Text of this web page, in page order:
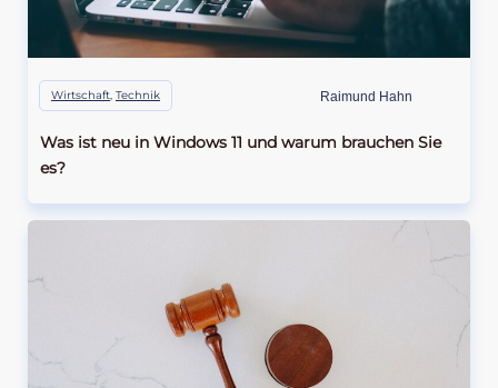
Wirtschaft, Technik Raimund Hahn
Was ist neu in Windows 11 und warum brauchen Sie
es?